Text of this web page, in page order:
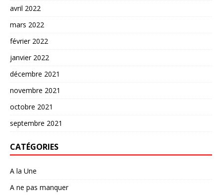
avril 2022
mars 2022
février 2022
janvier 2022
décembre 2021
novembre 2021
octobre 2021
septembre 2021
CATÉGORIES
A la Une
A ne pas manquer